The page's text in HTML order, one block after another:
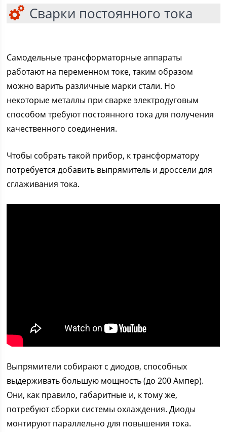
Сварки постоянного тока
Самодельные трансформаторные аппараты
работают на переменном токе, таким образом
можно варить различные марки стали. Но
некоторые металлы при сварке электродуговым
способом требуют постоянного тока для получения
качественного соединения.
Чтобы собрать такой прибор, к трансформатору
потребуется добавить выпрямитель и дроссели для
сглаживания тока.
Выпрямители собирают с диодов, способных
выдерживать большую мощность (до 200 Ампер).
Они, как правило, габаритные и, к тому же,
потребуют сборки системы охлаждения. Диоды
монтируют параллельно для повышения тока.